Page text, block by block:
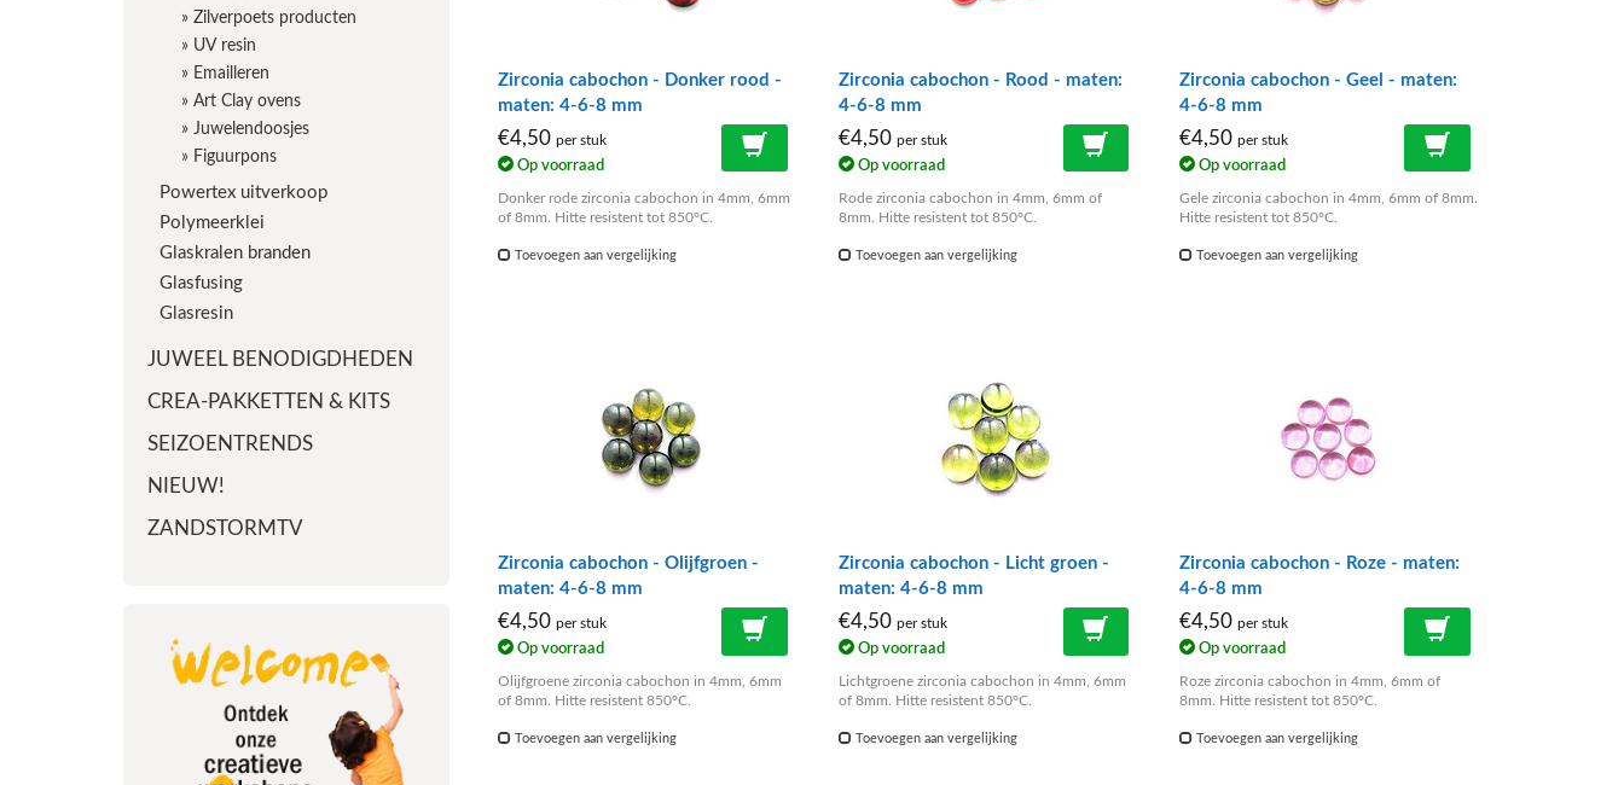
» Zilverpoets producten
» UV resin
» Emailleren
» Art Clay ovens
» Juwelendoosjes
» Figuurpons
Powertex uitverkoop
Polymeerklei
Glaskralen branden
Glasfusing
Glasresin
JUWEEL BENODIGDHEDEN
CREA-PAKKETTEN & KITS
SEIZOENTRENDS
NIEUW!
ZANDSTORMTV
Zirconia cabochon - Donker rood -
maten: 4-6-8 mm
€4,50 per stuk
Op voorraad
Donker rode zirconia cabochon in 4mm, 6mm
of 8mm. Hitte resistent tot 850°C.
Toevoegen aan vergelijking
Zirconia cabochon - Rood - maten:
4-6-8 mm
€4,50 per stuk
Op voorraad
Rode zirconia cabochon in 4mm, 6mm of
8mm. Hitte resistent tot 850°C.
Toevoegen aan vergelijking
Zirconia cabochon - Geel - maten:
4-6-8 mm
€4,50per stuk
Op voorraad
Gele zirconia cabochon in 4mm, 6mm of 8mm.
Hitte resistent tot 850°C.
Toevoegen aan vergelijking
Zirconia cabochon - Olijfgroen -
maten: 4-6-8 mm
€4,50 per stuk
Op voorraad
Olijfgroene zirconia cabochon in 4mm, 6mm
of 8mm. Hitte resistent 850°C.
Toevoegen aan vergelijking
Zirconia cabochon - Licht groen -
maten: 4-6-8 mm
€4,50 per stuk
Op voorraad
Lichtgroene zirconia cabochon in 4mm, 6mm
of 8mm. Hitte resistent 850°C.
Toevoegen aan vergelijking
Zirconia cabochon - Roze - maten:
4-6-8 mm
€4,50per stuk
Op voorraad
Roze zirconia cabochon in 4mm, 6mm of
8mm. Hitte resistent tot 850°C.
Toevoegen aan vergelijking